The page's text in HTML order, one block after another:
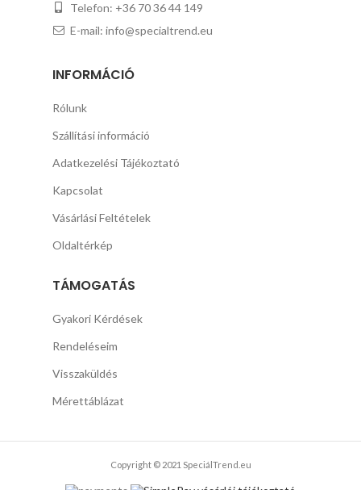
Telefon: +36 70 36 44 149
E-mail: info@specialtrend.eu
INFORMÁCIÓ
Rólunk
Szállítási információ
Adatkezelési Tájékoztató
Kapcsolat
Vásárlási Feltételek
Oldaltérkép
TÁMOGATÁS
Gyakori Kérdések
Rendeléseim
Visszaküldés
Mérettáblázat
Copyright © 2021 SpeciálTrend.eu